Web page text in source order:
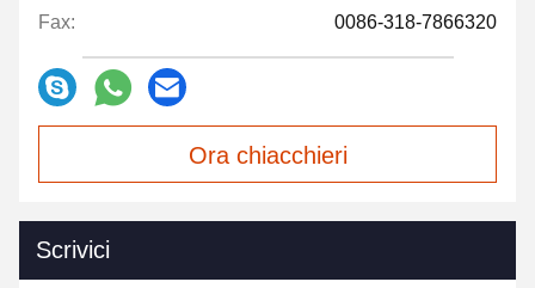
Fax: 0086-318-7866320
Ora chiacchieri
Scrivici